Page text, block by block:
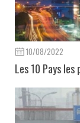
10/08/2022
Les 10 Pays